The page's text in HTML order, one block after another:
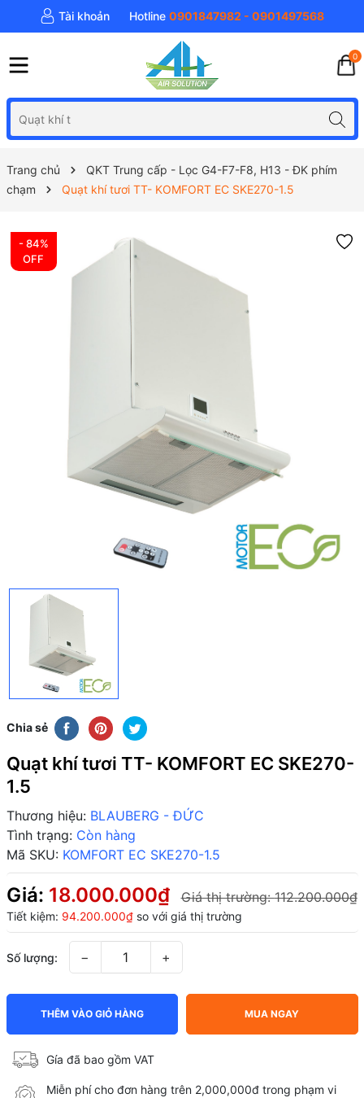
Tài khoản Hotline 0901847982 - 0901497568
0
Trang chủ
QKT Trung cấp - Lọc G4-F7-F8, H13 - ĐK phím
chạm
Quạt khí tươi TT- KOMFORT EC SKE270-1.5
- 84%
OFF
Chia sẻ
Quạt khí tươi TT- KOMFORT EC SKE270-
1.5
Thương hiệu: BLAUBERG - ĐỨC
Tình trạng: Còn hàng
Mã SKU: KOMFORT EC SKE270-1.5
Giá: 18.000.000₫ Giá thị trường:112.200.000₫
Tiết kiệm: 94.200.000₫so với giá thị trường
Số lượng: − +
THÊM VÀO GIỎ HÀNG MUA NGAY
Gía đã bao gồm VAT
Miễn phí cho đơn hàng trên 2,000,000đ trong phạm vi